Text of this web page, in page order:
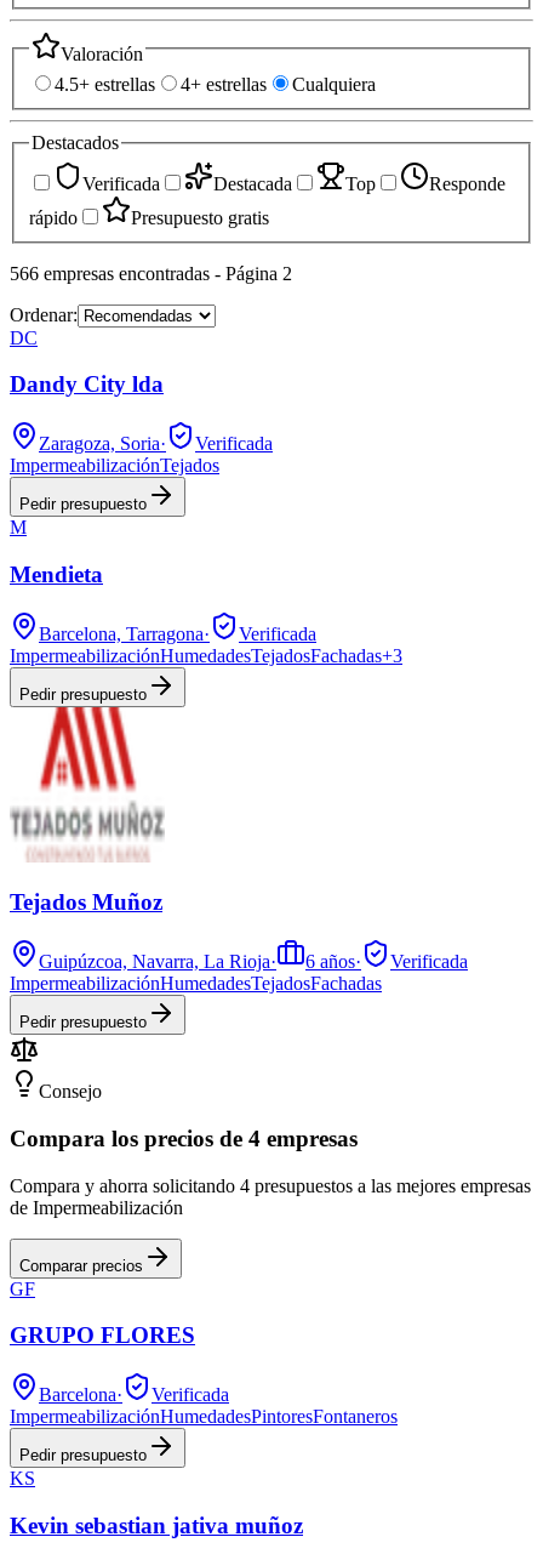
Valoración
4.5+ estrellas
4+ estrellas Cualquiera
Destacados
Verificada
Destacada Top
Responde
rápido
Presupuesto gratis
566 empresas encontradas - Página 2
Ordenar:
DC
Dandy City lda
Zaragoza, Soria·
Verificada
ImpermeabilizaciónTejados
Pedir presupuesto
M
Mendieta
Barcelona, Tarragona·
Verificada
ImpermeabilizaciónHumedadesTejadosFachadas+3
Pedir presupuesto
Tejados Muñoz
Guipúzcoa, Navarra, La Rioja· 6 años·
Verificada
ImpermeabilizaciónHumedadesTejadosFachadas
Pedir presupuesto
Consejo
Compara los precios de 4 empresas
Compara y ahorra solicitando 4 presupuestos a las mejores empresas
de Impermeabilización
Comparar precios
GF
GRUPO FLORES
Barcelona·
Verificada
ImpermeabilizaciónHumedadesPintoresFontaneros
Pedir presupuesto
KS
Kevin sebastian jativa muñoz